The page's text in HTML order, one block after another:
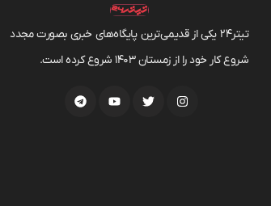
تیتر24 یکی از قدیمی‌ترین پایگاه‌های خبری بصورت مجدد
شروع کار خود را از زمستان 1403 شروع کرده است.